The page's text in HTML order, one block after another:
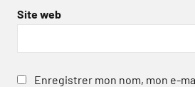
Site web
Enregistrer mon nom, mon e-